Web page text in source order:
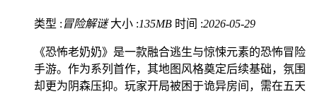
类型 : 冒险解谜 大小 :135MB 时间 :2026-05-29
《恐怖老奶奶》是一款融合逃生与惊悚元素的恐怖冒险
手游。作为系列首作，其地图风格奠定后续基础，氛围
却更为阴森压抑。玩家开局被困于诡异房间，需在五天